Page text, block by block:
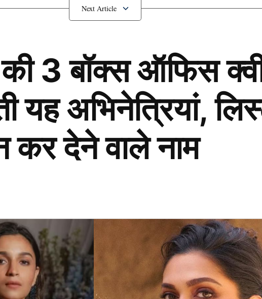
ने इंडस्ट्री में सालों तक राज किया और आज भी वो टॉप एक्ट्रेसेस में
5
bipasha basu Deepika Padukone kajol priyanka chopra
की 3 बॉक्स ऑफिस
यह अभिनेत्रियां,
कर देने वाले नाम